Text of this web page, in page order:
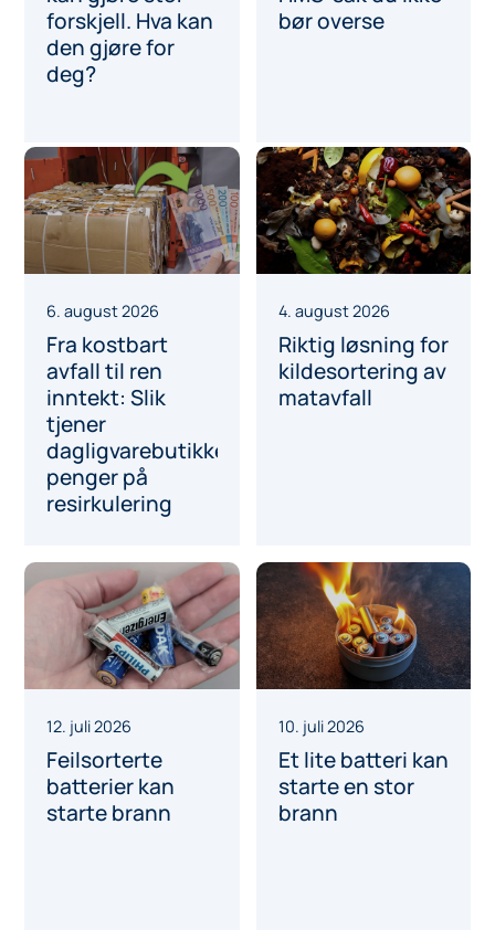
forskjell. Hva kan
den gjøre for
deg?
bør overse
6. august 2026
Fra kostbart
avfall til ren
inntekt: Slik
tjener
dagligvarebutikker
penger på
resirkulering
4. august 2026
Riktig løsning for
kildesortering av
matavfall
12. juli 2026
Feilsorterte
batterier kan
starte brann
10. juli 2026
Et lite batteri kan
starte en stor
brann